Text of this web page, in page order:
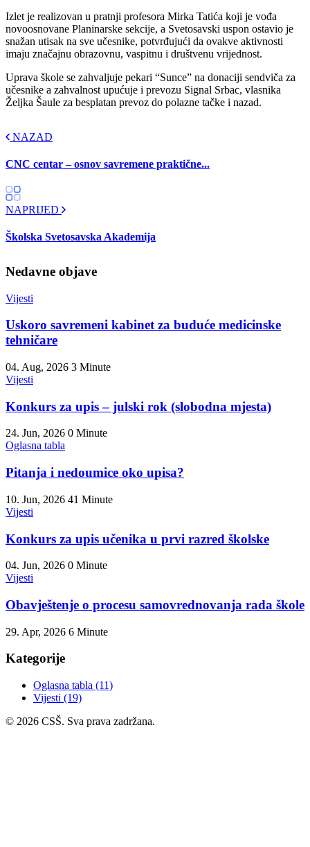
Izlet je realizovan u pratnji profesora Mirka Tatića koji je vođa
novoosnovane Planinarske sekcije, a Svetosavski uspon ostavio je
snažan utisak na sve učesnike, potvrđujući da ovakve aktivnosti
imaju značajnu obrazovnu, vaspitnu i društvenu vrijednost.
Uprava škole se zahvaljuje pekari “Sunce” na donaciji sendviča za
učesnike a zahvalnost upućuje i prevozu Signal Srbac, vlasnika
Željka Šaule za besplatan prevoz do polazne tačke i nazad.
NAZAD
CNC centar – osnov savremene praktične...
NAPRIJED
Školska Svetosavska Akademija
Nedavne objave
Vijesti
Uskoro savremeni kabinet za buduće medicinske
tehničare
04. Aug, 2026 3 Minute
Vijesti
Konkurs za upis – julski rok (slobodna mjesta)
24. Jun, 2026 0 Minute
Oglasna tabla
Pitanja i nedoumice oko upisa?
10. Jun, 2026 41 Minute
Vijesti
Konkurs za upis učenika u prvi razred školske
04. Jun, 2026 0 Minute
Vijesti
Obavještenje o procesu samovrednovanja rada škole
29. Apr, 2026 6 Minute
Kategorije
Oglasna tabla (11)
Vijesti (19)
© 2026 CSŠ. Sva prava zadržana.